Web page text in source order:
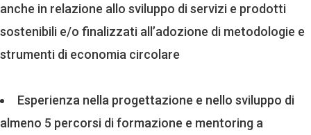
anche in relazione allo sviluppo di servizi e prodotti
sostenibili e/o finalizzati all’adozione di metodologie e
strumenti di economia circolare
Esperienza nella progettazione e nello sviluppo di
almeno 5 percorsi di formazione e mentoring a